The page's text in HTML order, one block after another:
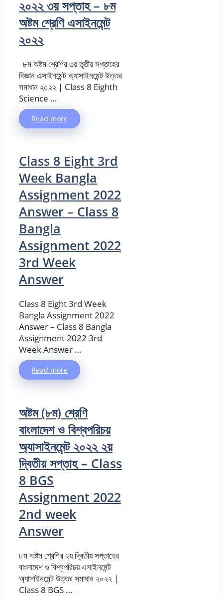
২০২২ ৩য় সপ্তাহ – ৮ম
অষ্টম শ্রেণি এসাইনমেন্ট
২০২২
৮ম অষ্টম শ্রেণির ৩য় তৃতীয় সপ্তাহের
বিজ্ঞান এসাইনমেন্ট অ্যাসাইনমেন্ট উত্তর
সমাধান ২০২২ | Class 8 Eighth
Science …
Read more
Class 8 Eight 3rd
Week Bangla
Assignment 2022
Answer – Class 8
Bangla
Assignment 2022
3rd Week
Answer
Class 8 Eight 3rd Week
Bangla Assignment 2022
Answer – Class 8 Bangla
Assignment 2022 3rd
Week Answer …
Read more
অষ্টম (৮ম) শ্রেণি
বাংলাদেশ ও বিশ্বপরিচয়
অ্যাসাইনমেন্ট ২০২২ ২য়
দ্বিতীয় সপ্তাহ – Class
8 BGS
Assignment 2022
2nd week
Answer
৮ম অষ্টম শ্রেণির ২য় দ্বিতীয় সপ্তাহের
বাংলাদেশ ও বিশ্বপরিচয় এসাইনমেন্ট
অ্যাসাইনমেন্ট উত্তর সমাধান ২০২২ |
Class 8 BGS …